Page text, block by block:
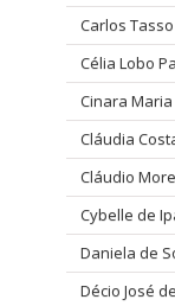
Carlos
Célia Lobo
Cinara
Cláudia
Cláudio
Cybelle de
Daniela de
Décio José